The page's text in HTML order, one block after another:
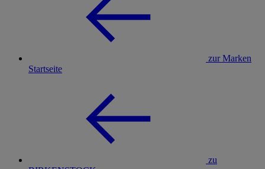
zur Marken
Startseite
zu